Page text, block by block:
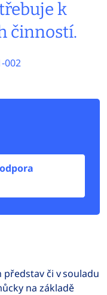
k
činností.
002
či v souladu
na základě